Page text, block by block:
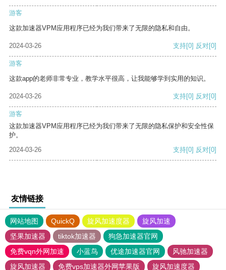
游客
这款加速器VPM应用程序已经为我们带来了无限的隐私和自由。
2024-03-26 支持[0] 反对[0]
游客
这款app的老师非常专业，教学水平很高，让我能够学到实用的知识。
2024-03-26 支持[0] 反对[0]
游客
这款加速器VPM应用程序已经为我们带来了无限的隐私保护和安全性保
护。
2024-03-26
支持[0] 反对[0]
友情链接
网站地图 QuickQ 旋风加速度器
旋风加速
坚果加速器
tiktok加速器
狗急加速器官网
免费vqn外网加速
小蓝鸟 优途加速器官网
风驰加速器
旋风加速器
免费vps加速器外网苹果版
旋风加速度器